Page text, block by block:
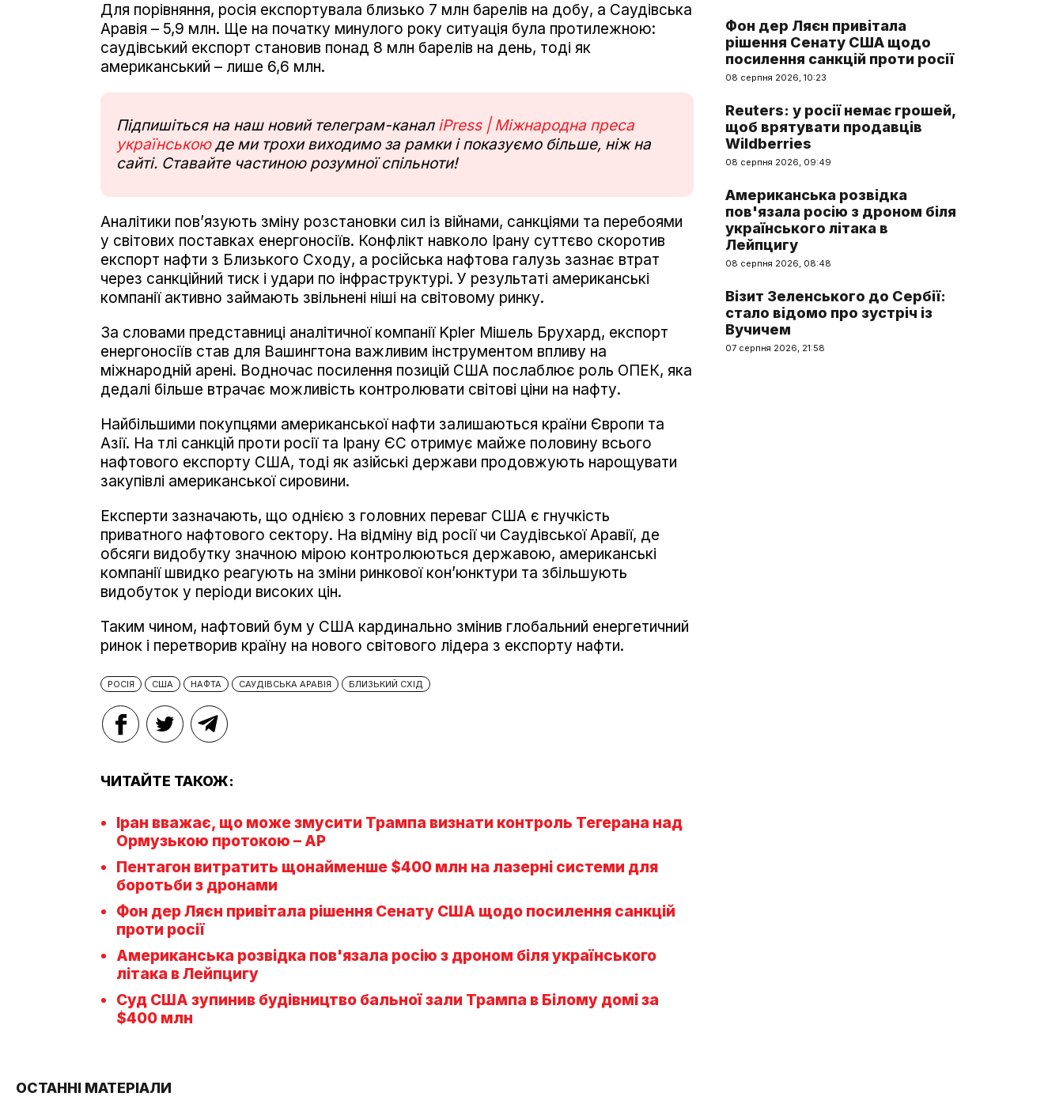
Для порівняння, росія експортувала близько 7 млн барелів на добу, а Саудівська
Аравія – 5,9 млн. Ще на початку минулого року ситуація була протилежною:
саудівський експорт становив понад 8 млн барелів на день, тоді як
американський – лише 6,6 млн.
Підпишіться на наш новий телеграм-канал iPress | Міжнародна преса
українськоюде ми трохи виходимо за рамки і показуємо більше, ніж на
сайті. Ставайте частиною розумної спільноти!
Аналітики пов’язують зміну розстановки сил із війнами, санкціями та перебоями
у світових поставках енергоносіїв. Конфлікт навколо Ірану суттєво скоротив
експорт нафти з Близького Сходу, а російська нафтова галузь зазнає втрат
через санкційний тиск і удари по інфраструктурі. У результаті американські
компанії активно займають звільнені ніші на світовому ринку.
За словами представниці аналітичної компанії Kpler Мішель Брухард, експорт
енергоносіїв став для Вашингтона важливим інструментом впливу на
міжнародній арені. Водночас посилення позицій США послаблює роль ОПЕК, яка
дедалі більше втрачає можливість контролювати світові ціни на нафту.
Найбільшими покупцями американської нафти залишаються країни Європи та
Азії. На тлі санкцій проти росії та Ірану ЄС отримує майже половину всього
нафтового експорту США, тоді як азійські держави продовжують нарощувати
закупівлі американської сировини.
Експерти зазначають, що однією з головних переваг США є гнучкість
приватного нафтового сектору. На відміну від росії чи Саудівської Аравії, де
обсяги видобутку значною мірою контролюються державою, американські
компанії швидко реагують на зміни ринкової кон’юнктури та збільшують
видобуток у періоди високих цін.
Таким чином, нафтовий бум у США кардинально змінив глобальний енергетичний
ринок і перетворив країну на нового світового лідера з експорту нафти.
РОСІЯ США НАФТА САУДІВСЬКА АРАВІЯ БЛИЗЬКИЙ СХІД
ЧИТАЙТЕ ТАКОЖ:
Іран вважає, що може змусити Трампа визнати контроль Тегерана над
Ормузькою протокою – AP
Пентагон витратить щонайменше $400 млн на лазерні системи для
боротьби з дронами
Фон дер Ляєн привітала рішення Сенату США щодо посилення санкцій
проти росії
Американська розвідка пов'язала росію з дроном біля українського
літака в Лейпцигу
Суд США зупинив будівництво бальної зали Трампа в Білому домі за
$400 млн
Фон дер Ляєн привітала
рішення Сенату США щодо
посилення санкцій проти росії
08 серпня 2026, 10:23
Reuters: у росії немає грошей,
щоб врятувати продавців
Wildberries
08 серпня 2026, 09:49
Американська розвідка
пов'язала росію з дроном біля
українського літака в
Лейпцигу
08 серпня 2026, 08:48
Візит Зеленського до Сербії:
стало відомо про зустріч із
Вучичем
07 серпня 2026, 21:58
ОСТАННІ МАТЕРІАЛИ